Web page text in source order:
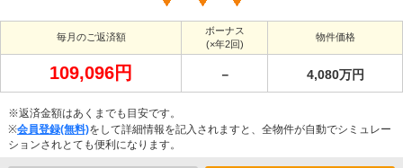
毎月のご返済額
ボーナス
(×年2回)
物件価格
109,096円 － 4,080万円
※返済金額はあくまでも目安です。
※会員登録(無料)をして詳細情報を記入されますと、全物件が自動でシミュレー
ションされとても便利になります。